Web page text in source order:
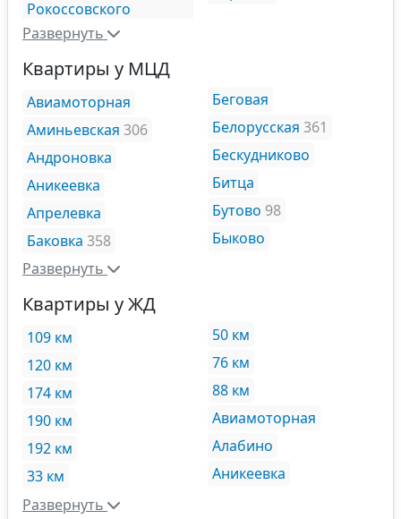
Рокоссовского
Развернуть
Квартиры у МЦД
Авиамоторная
Аминьевская 306
Андроновка
Аникеевка
Апрелевка
Баковка 358
Беговая
Белорусская 361
Бескудниково
Битца
Бутово 98
Быково
Развернуть
Квартиры у ЖД
109 км
120 км
174 км
190 км
192 км
33 км
50 км
76 км
88 км
Авиамоторная
Алабино
Аникеевка
Развернуть